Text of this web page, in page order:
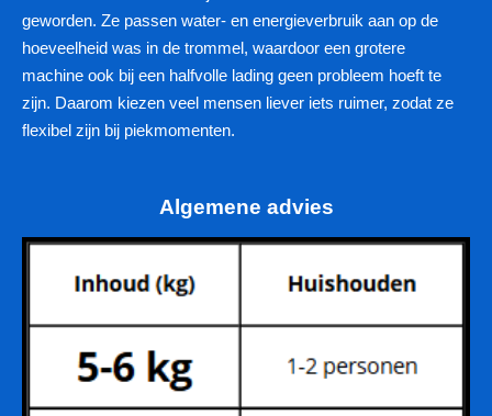
geworden. Ze passen water- en energieverbruik aan op de
hoeveelheid was in de trommel, waardoor een grotere
machine ook bij een halfvolle lading geen probleem hoeft te
zijn. Daarom kiezen veel mensen liever iets ruimer, zodat ze
flexibel zijn bij piekmomenten.
Algemene advies